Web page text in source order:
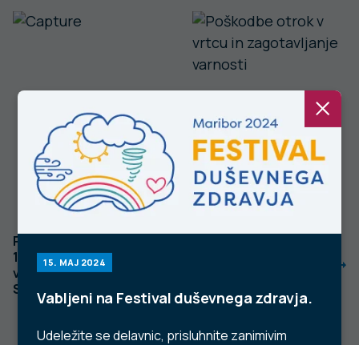
15. MAJ 2024
Vabljeni na Festival duševnega zdravja.
Udeležite se delavnic, prisluhnite zanimivim
Pandemija covida-
19 in trendi nezgod
v prvem valu v
Sloveniji
varnosti